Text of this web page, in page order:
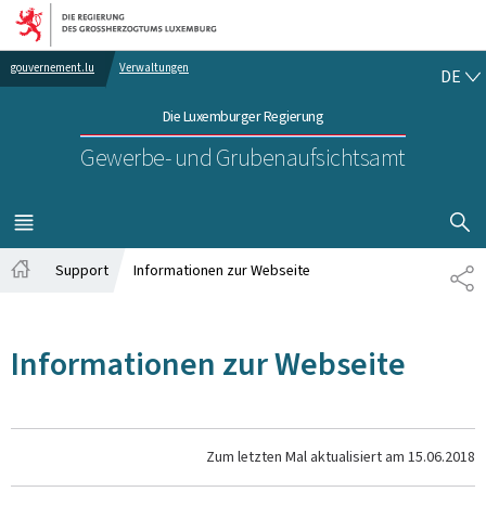
Zur Hauptnavigation
Zum Inhalt
gouvernement.lu Verwaltungen
Die Luxemburger Regierung
Gewerbe- und Grubenaufsichtsamt
DE
MENÜ
HAUPT-
Support Informationen zur Webseite
Informationen zur Webseite
Zum letzten Mal aktualisiert am 15.06.2018